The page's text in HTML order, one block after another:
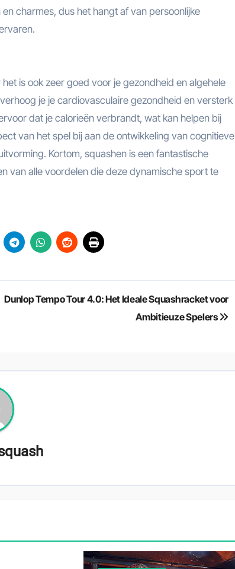
charmes, dus het hangt af van persoonlijke
is ook zeer goed voor je gezondheid en algehele
je je cardiovasculaire gezondheid en versterk
dat je calorieën verbrandt, wat kan helpen bij
van het spel bij aan de ontwikkeling van cognitieve
Kortom, squashen is een fantastische
van alle voordelen die deze dynamische sport te
Dunlop Tempo Tour 4.0: Het Ideale Squashracket voor
Ambitieuze Spelers